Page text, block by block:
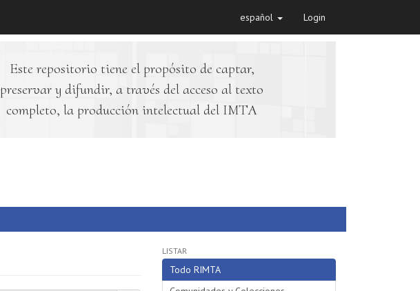
español Login
Este repositorio tiene el propósito de captar,
preservar y difundir, a través del acceso al texto
completo, la producción intelectual del IMTA
LISTAR
Todo RIMTA